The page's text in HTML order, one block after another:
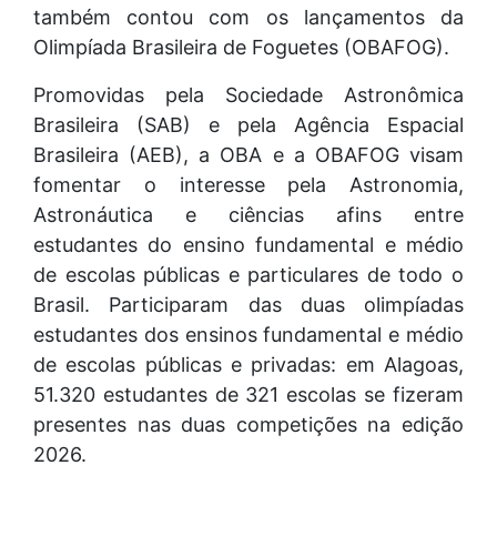
também contou com os lançamentos da
Olimpíada Brasileira de Foguetes (OBAFOG).
Promovidas pela Sociedade Astronômica
Brasileira (SAB) e pela Agência Espacial
Brasileira (AEB), a OBA e a OBAFOG visam
fomentar o interesse pela Astronomia,
Astronáutica e ciências afins entre
estudantes do ensino fundamental e médio
de escolas públicas e particulares de todo o
Brasil. Participaram das duas olimpíadas
estudantes dos ensinos fundamental e médio
de escolas públicas e privadas: em Alagoas,
51.320 estudantes de 321 escolas se fizeram
presentes nas duas competições na edição
2026.